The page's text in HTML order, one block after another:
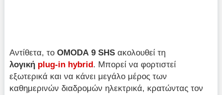
Αντίθετα, τοOMODA 9 SHS ακολουθεί τη
λογική plug-in hybrid . Μπορεί να φορτιστεί
εξωτερικά και να κάνει μεγάλο μέρος των
καθημερινών διαδρομών ηλεκτρικά, κρατώντας τον